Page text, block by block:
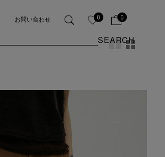
お問い合わせ 0 0
SEARCH